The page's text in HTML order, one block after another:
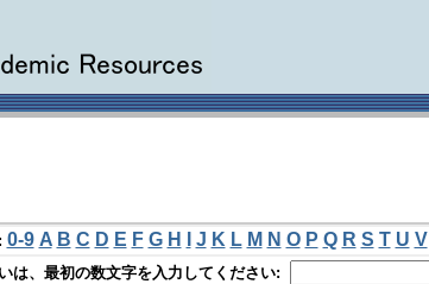
0-9 A B C D E F G H J K L M N O P Q R S T U V
は、最初の数文字を入力してください: